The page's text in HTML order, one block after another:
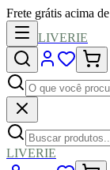
Frete grátis acima
LIVERIE
LIVERIE